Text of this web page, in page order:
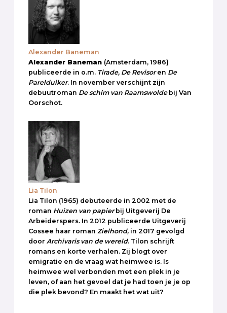
Alexander Baneman
Alexander Baneman (Amsterdam, 1986)
publiceerde in o.m. Tirade, De Revisoren De
Parelduiker. In november verschijnt zijn
debuutroman De schim van Raamswolde bij Van
Oorschot.
Lia Tilon
Lia Tilon (1965) debuteerde in 2002 met de
roman Huizen van papierbij Uitgeverij De
Arbeiderspers. In 2012 publiceerde Uitgeverij
Cossee haar roman Zielhond, in 2017 gevolgd
door Archivaris van de wereld. Tilon schrijft
romans en korte verhalen. Zij blogt over
emigratie en de vraag wat heimwee is. Is
heimwee wel verbonden met een plek in je
leven, of aan het gevoel dat je had toen je je op
die plek bevond? En maakt het wat uit?